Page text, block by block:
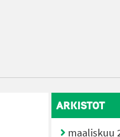
ARKISTOT
maaliskuu